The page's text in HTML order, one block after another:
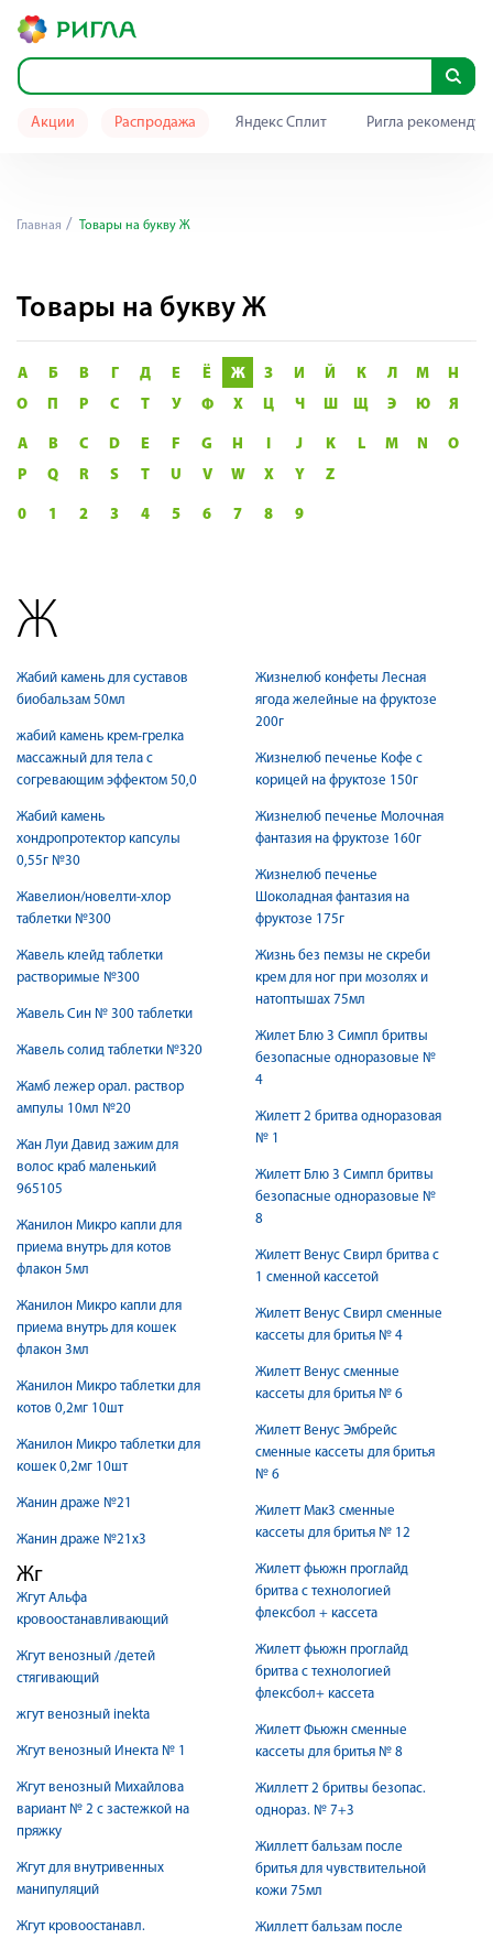
Акции Распродажа Яндекс Сплит Ригла
Главная Товары на букву Ж
Товары на букву Ж
А Б В Г Д Е Ё Ж З И Й К Л М
Н
О
П Р С Т У Ф Х Ц Ч Ш Щ Э Ю Я
A B C D E F G H I J K L M N
O
P
Q R S T U V W X Y Z
0 1 2 3 4 5 6 7 8 9
Ж
Жабий камень для суставов
биобальзам 50мл
жабий камень крем-грелка
массажный для тела с
согревающим эффектом 50,0
Жабий камень
хондропротектор капсулы
0,55г №30
Жавелион/новелти-хлор
таблетки №300
Жавель клейд таблетки
растворимые №300
Жавель Син № 300 таблетки
Жавель солид таблетки №320
Жамб лежер орал. раствор
ампулы 10мл №20
Жан Луи Давид зажим для
волос краб маленький
965105
Жанилон Микро капли для
приема внутрь для котов
флакон 5мл
Жанилон Микро капли для
приема внутрь для кошек
флакон 3мл
Жанилон Микро таблетки для
котов 0,2мг 10шт
Жанилон Микро таблетки для
кошек 0,2мг 10шт
Жанин драже №21
Жанин драже №21х3
Жг
Жгут Альфа
кровоостанавливающий
Жгут венозный /детей
стягивающий
жгут венозный inekta
Жгут венозный Инекта № 1
Жгут венозный Михайлова
вариант № 2 с застежкой на
пряжку
Жгут для внутривенных
манипуляций
Жгут кровоостанавл.
Жизнелюб конфеты Лесная
ягода желейные на фруктозе
200г
Жизнелюб печенье Кофе с
корицей на фруктозе 150г
Жизнелюб печенье Молочная
фантазия на фруктозе 160г
Жизнелюб печенье
Шоколадная фантазия на
фруктозе 175г
Жизнь без пемзы не скреби
крем для ног при мозолях и
натоптышах 75мл
Жилет Блю 3 Симпл бритвы
безопасные одноразовые №
4
Жилетт 2 бритва одноразовая
№ 1
Жилетт Блю 3 Симпл бритвы
безопасные одноразовые №
8
Жилетт Венус Свирл бритва с
1 сменной кассетой
Жилетт Венус Свирл сменные
кассеты для бритья № 4
Жилетт Венус сменные
кассеты для бритья № 6
Жилетт Венус Эмбрейс
сменные кассеты для бритья
№ 6
Жилетт Мак3 сменные
кассеты для бритья № 12
Жилетт фьюжн проглайд
бритва с технологией
флексбол + кассета
Жилетт фьюжн проглайд
бритва с технологией
флексбол+ кассета
Жилетт Фьюжн сменные
кассеты для бритья № 8
Жиллетт 2 бритвы безопас.
однораз. № 7+3
Жиллетт бальзам после
бритья для чувствительной
кожи 75мл
Жиллетт бальзам после